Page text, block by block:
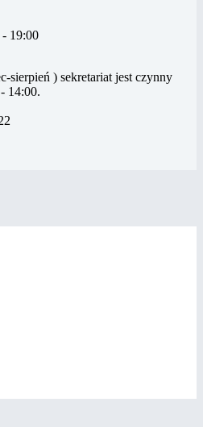
- 19:00
sierpień ) sekretariat jest czynny
14:00.